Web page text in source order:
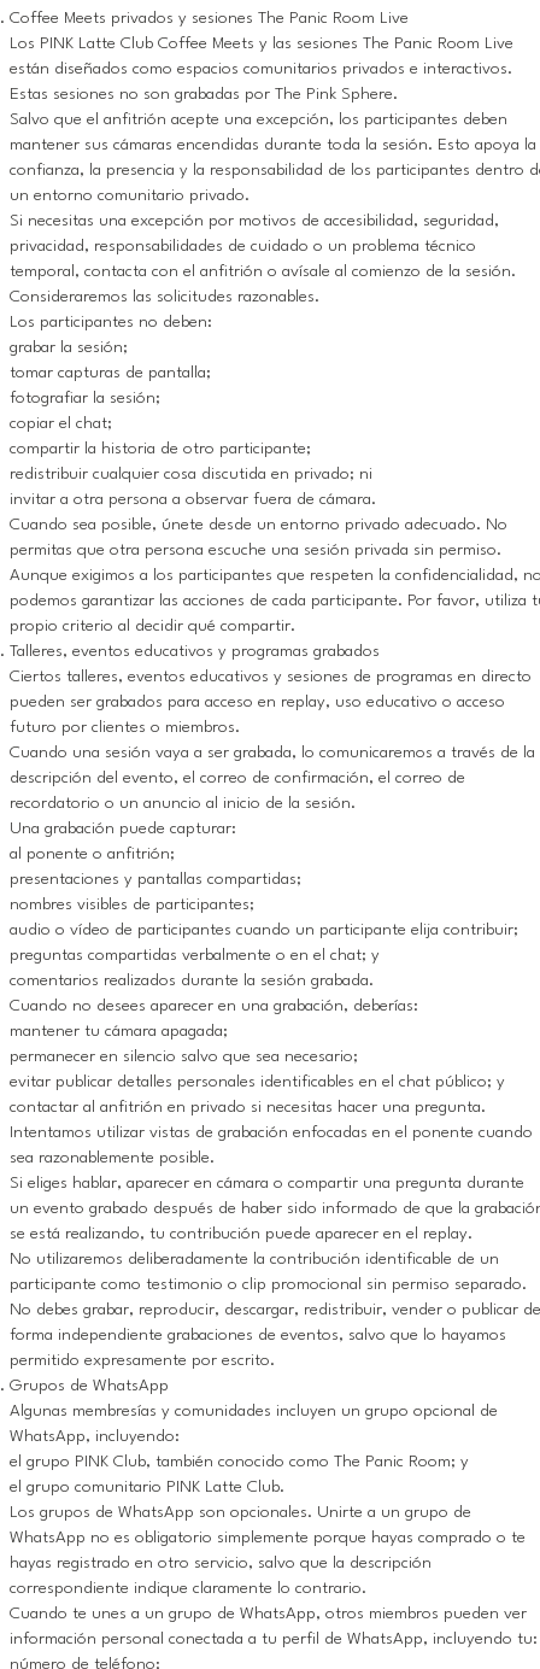
Coffee Meets privados y sesiones The Panic Room Live
Los PINK Latte Club Coffee Meets y las sesiones The Panic Room Live
están diseñados como espacios comunitarios privados e interactivos.
Estas sesiones no son grabadas por The Pink Sphere.
Salvo que el anfitrión acepte una excepción, los participantes deben
mantener sus cámaras encendidas durante toda la sesión. Esto apoya la
confianza, la presencia y la responsabilidad de los participantes dentro
un entorno comunitario privado.
Si necesitas una excepción por motivos de accesibilidad, seguridad,
privacidad, responsabilidades de cuidado o un problema técnico
temporal, contacta con el anfitrión o avísale al comienzo de la sesión.
Consideraremos las solicitudes razonables.
Los participantes no deben:
grabar la sesión;
tomar capturas de pantalla;
fotografiar la sesión;
copiar el chat;
compartir la historia de otro participante;
redistribuir cualquier cosa discutida en privado; ni
invitar a otra persona a observar fuera de cámara.
Cuando sea posible, únete desde un entorno privado adecuado. No
permitas que otra persona escuche una sesión privada sin permiso.
Aunque exigimos a los participantes que respeten la confidencialidad,
podemos garantizar las acciones de cada participante. Por favor, utiliza
propio criterio al decidir qué compartir.
Talleres, eventos educativos y programas grabados
Ciertos talleres, eventos educativos y sesiones de programas en directo
pueden ser grabados para acceso en replay, uso educativo o acceso
futuro por clientes o miembros.
Cuando una sesión vaya a ser grabada, lo comunicaremos a través de la
descripción del evento, el correo de confirmación, el correo de
recordatorio o un anuncio al inicio de la sesión.
Una grabación puede capturar:
al ponente o anfitrión;
presentaciones y pantallas compartidas;
nombres visibles de participantes;
audio o vídeo de participantes cuando un participante elija contribuir;
preguntas compartidas verbalmente o en el chat; y
comentarios realizados durante la sesión grabada.
Cuando no desees aparecer en una grabación, deberías:
mantener tu cámara apagada;
permanecer en silencio salvo que sea necesario;
evitar publicar detalles personales identificables en el chat público; y
contactar al anfitrión en privado si necesitas hacer una pregunta.
Intentamos utilizar vistas de grabación enfocadas en el ponente cuando
sea razonablemente posible.
Si eliges hablar, aparecer en cámara o compartir una pregunta durante
un evento grabado después de haber sido informado de que la
se está realizando, tu contribución puede aparecer en el replay.
No utilizaremos deliberadamente la contribución identificable de un
participante como testimonio o clip promocional sin permiso separado.
No debes grabar, reproducir, descargar, redistribuir, vender o publicar de
forma independiente grabaciones de eventos, salvo que lo hayamos
permitido expresamente por escrito.
Grupos de WhatsApp
Algunas membresías y comunidades incluyen un grupo opcional de
WhatsApp, incluyendo:
el grupo PINK Club, también conocido como The Panic Room; y
el grupo comunitario PINK Latte Club.
Los grupos de WhatsApp son opcionales. Unirte a un grupo de
WhatsApp no es obligatorio simplemente porque hayas comprado o te
hayas registrado en otro servicio, salvo que la descripción
correspondiente indique claramente lo contrario.
Cuando te unes a un grupo de WhatsApp, otros miembros pueden ver
información personal conectada a tu perfil de WhatsApp, incluyendo tu:
número de teléfono;